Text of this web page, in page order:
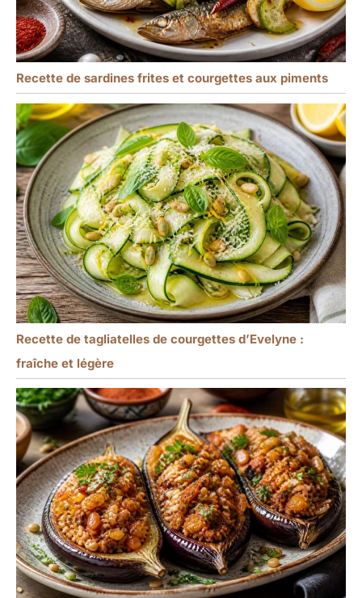
Recette de sardines frites et courgettes aux piments
Recette de tagliatelles de courgettes d’Evelyne :
fraîche et légère